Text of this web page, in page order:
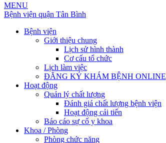
MENU
Bệnh viện quận Tân Bình
Bệnh viện
Giới thiệu chung
Lịch sử hình thành
Cơ cấu tổ chức
Lịch làm việc
ĐĂNG KÝ KHÁM BỆNH ONLINE
Hoạt động
Quản lý chất lượng
Đánh giá chất lượng bệnh viện
Hoạt động cải tiến
Báo cáo sự cố y khoa
Khoa / Phòng
Phòng chức năng